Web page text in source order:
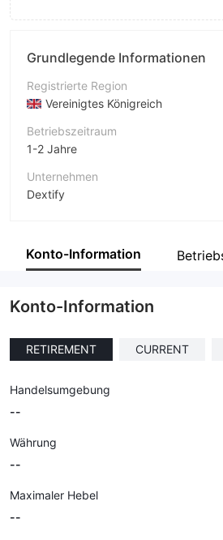
Grundlegende Informationen
Registrierte Region
Vereinigtes Königreich
Betriebszeitraum
1-2 Jahre
Unternehmen
Dextify
Unternehmensmitarbeiter
Konto-Information
Konto-Information
RETIREMENT CURRENT
Handelsumgebung
--
Währung
--
Maximaler Hebel
--